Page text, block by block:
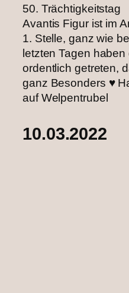
50. Trächtigkeitstag
Avantis Figur ist im
1. Stelle, ganz wie
letzten Tagen
ordentlich getreten,
ganz Besonders ♥️
auf Welpentrubel
10.03.2022